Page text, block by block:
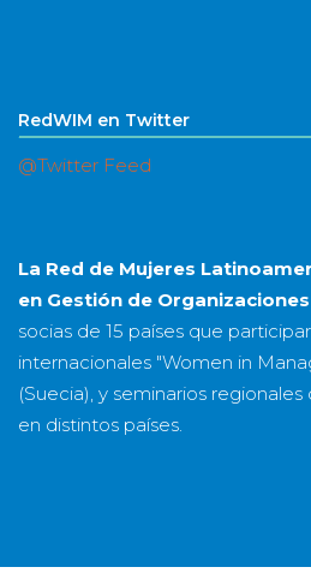
RedWIM en Twitter
@Twitter Feed
La Red de Mujeres
en Gestión de Organizaciones
socias de 15 países que
internacionales "Women in
(Suecia), y seminarios
en distintos países.